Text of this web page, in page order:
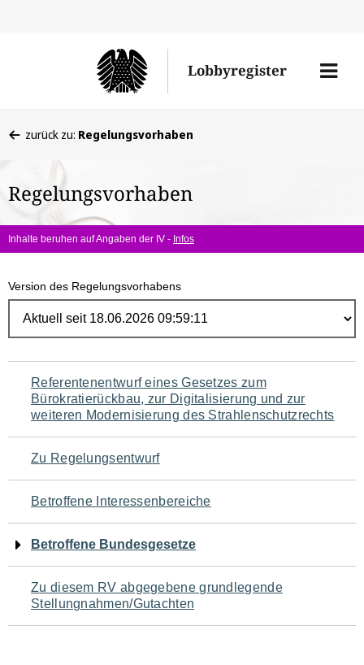
Lobbyregister
Menü
befinden
hier:
zurück zu: Regelungsvorhaben
Regelungsvorhaben
Inhalte beruhen auf Angaben der IV - Infos
Version des Regelungsvorhabens
Navigation
für
den
Seiteninhalt
Referentenentwurf eines Gesetzes zum
Bürokratierückbau, zur Digitalisierung und zur
weiteren Modernisierung des Strahlenschutzrechts
Zu Regelungsentwurf
Betroffene Interessenbereiche
Betroffene Bundesgesetze
Zu diesem RV abgegebene grundlegende
Stellungnahmen/Gutachten